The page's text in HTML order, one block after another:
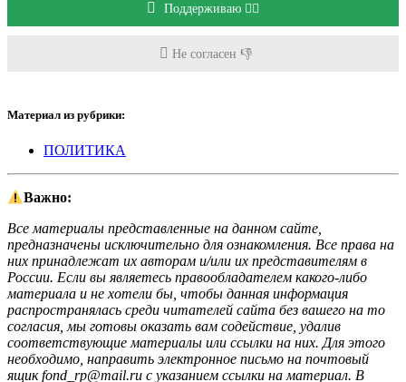
Поддерживаю 👍🏻
Не согласен 👎
Материал из рубрики:
ПОЛИТИКА
Важно:
Все материалы представленные на данном сайте,
предназначены исключительно для ознакомления. Все права на
них принадлежат их авторам и/или их представителям в
России. Если вы являетесь правообладателем какого-либо
материала и не хотели бы, чтобы данная информация
распространялась среди читателей сайта без вашего на то
согласия, мы готовы оказать вам содействие, удалив
соответствующие материалы или ссылки на них. Для этого
необходимо, направить электронное письмо на почтовый
ящик fond_rp@mail.ru с указанием ссылки на материал. В